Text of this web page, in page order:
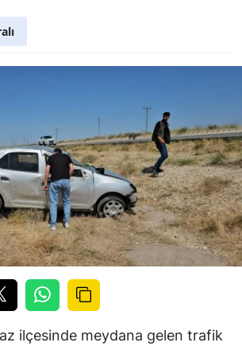
ilçesinde meydana gelen trafik